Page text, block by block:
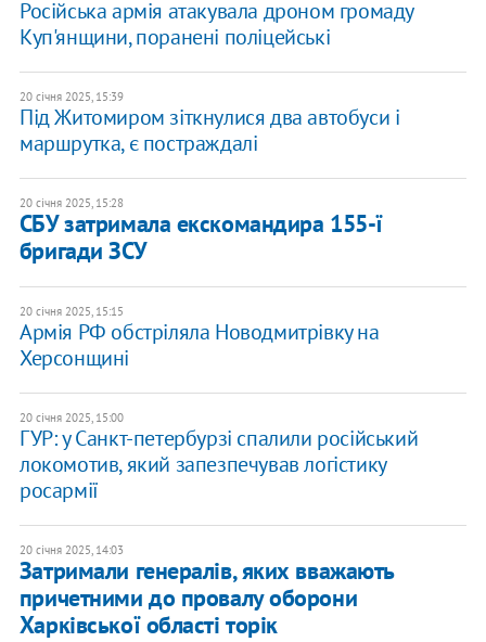
Російська армія атакувала дроном громаду
Куп'янщини, поранені поліцейські
20 січня 2025, 15:39
Під Житомиром зіткнулися два автобуси і
маршрутка, є постраждалі
20 січня 2025, 15:28
СБУ затримала екскомандира 155-ї
бригади ЗСУ
20 січня 2025, 15:15
Армія РФ обстріляла Новодмитрівку на
Херсонщині
20 січня 2025, 15:00
ГУР: у Санкт-петербурзі спалили російський
локомотив, який запезпечував логістику
росармії
20 січня 2025, 14:03
Затримали генералів, яких вважають
причетними до провалу оборони
Харківської області торік